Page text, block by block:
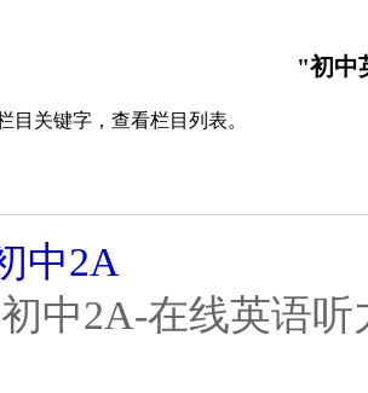
"初中
目关键字，查看栏目列表。
中2A
中2A-在线英语听